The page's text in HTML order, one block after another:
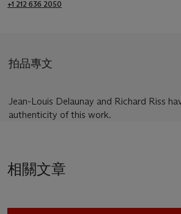
+1 212 636 2050
拍品專文
Jean-Louis Delaunay and Richard Riss
authenticity of this work.
相關文章